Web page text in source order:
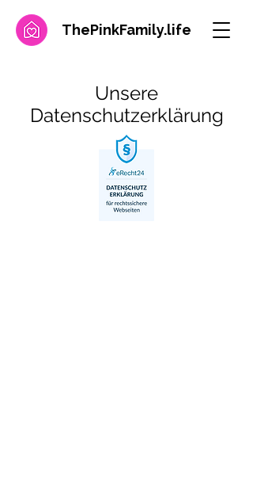
ThePinkFamily.life
Unsere
Datenschutzerklärung